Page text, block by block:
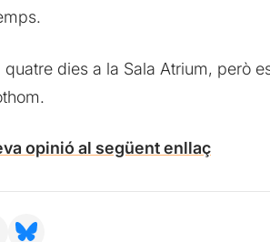
dies a la Sala Atrium, però
opinió al següent enllaç